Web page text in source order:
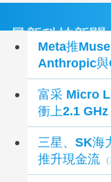
最新科技新聞
Meta推
Anthropic與
富采 Micro
衝上2.1 GHz
三星、SK海
推升現金流